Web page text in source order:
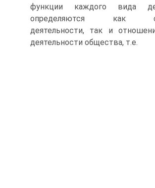
функции каждого вида
определяются как
деятельности, так и
деятельности общества, т.е.